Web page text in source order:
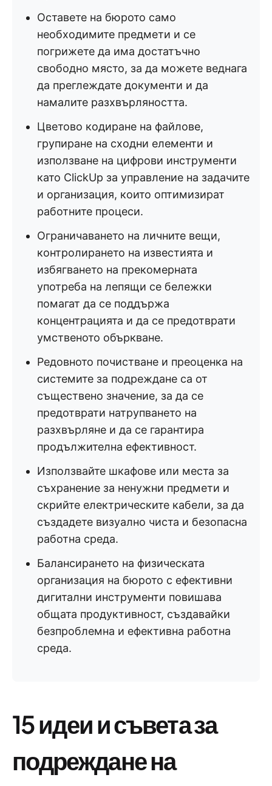
Оставете на бюрото само
необходимите предмети и се
погрижете да има достатъчно
свободно място, за да можете веднага
да преглеждате документи и да
намалите разхвърляността.
Цветово кодиране на файлове,
групиране на сходни елементи и
използване на цифрови инструменти
като ClickUp за управление на задачите
и организация, които оптимизират
работните процеси.
Ограничаването на личните вещи,
контролирането на известията и
избягването на прекомерната
употреба на лепящи се бележки
помагат да се поддържа
концентрацията и да се предотврати
умственото объркване.
Редовното почистване и преоценка на
системите за подреждане са от
съществено значение, за да се
предотврати натрупването на
разхвърляне и да се гарантира
продължителна ефективност.
Използвайте шкафове или места за
съхранение за ненужни предмети и
скрийте електрическите кабели, за да
създадете визуално чиста и безопасна
работна среда.
Балансирането на физическата
организация на бюрото с ефективни
дигитални инструменти повишава
общата продуктивност, създавайки
безпроблемна и ефективна работна
среда.
15 идеи и съвета за
подреждане на